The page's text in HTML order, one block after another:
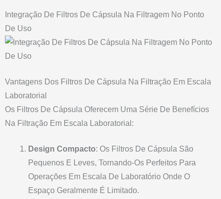
Integração De Filtros De Cápsula Na Filtragem No Ponto
De Uso
Vantagens Dos Filtros De Cápsula Na Filtração Em Escala
Laboratorial
Os Filtros De Cápsula Oferecem Uma Série De Benefícios
Na Filtração Em Escala Laboratorial:
Design Compacto: Os Filtros De Cápsula São
Pequenos E Leves, Tornando-Os Perfeitos Para
Operações Em Escala De Laboratório Onde O
Espaço Geralmente É Limitado.